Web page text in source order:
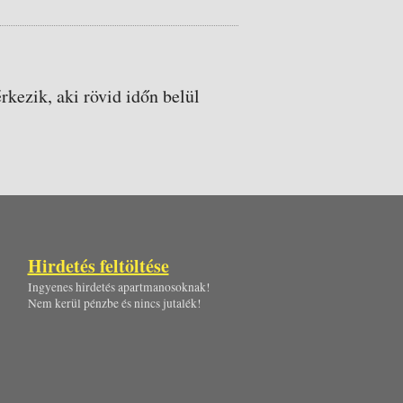
aki rövid időn belül
Hirdetés feltöltése
Ingyenes hirdetés apartmanosoknak!
Nem kerül pénzbe és nincs jutalék!